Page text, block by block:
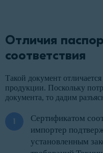
Отличия
соответствия
Такой документ
продукции. Поскольку
документа, то дадим
Сертификатом
импортер
установленным